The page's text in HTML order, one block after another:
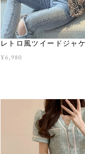
レトロ風ツイードジャ
¥6,980